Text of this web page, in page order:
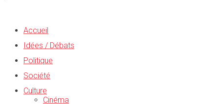
Accueil
Idées / Débats
Politique
Société
Culture
Cinéma